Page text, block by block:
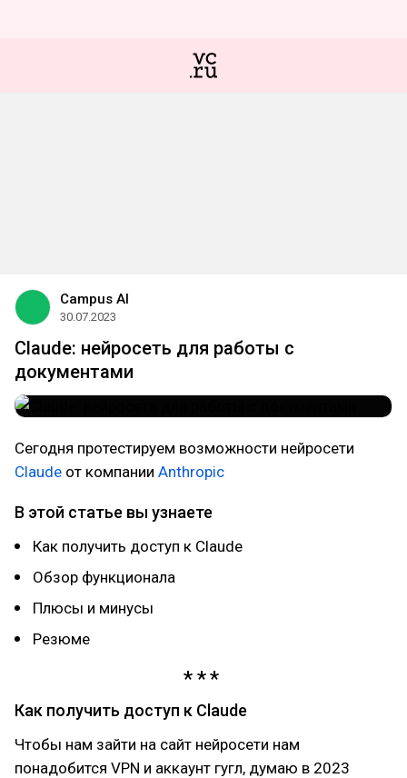
Campus AI
30.07.2023
Claude: нейросеть для работы с
документами
Сегодня протестируем возможности нейросети
Claude от компании Anthropic
В этой статье вы узнаете
Как получить доступ к Claude
Обзор функционала
Плюсы и минусы
Резюме
Как получить доступ к Claude
Чтобы нам зайти на сайт нейросети нам
понадобится VPN и аккаунт гугл, думаю в 2023